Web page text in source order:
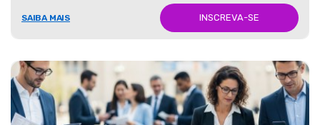
SAIBA MAIS INSCREVA-SE